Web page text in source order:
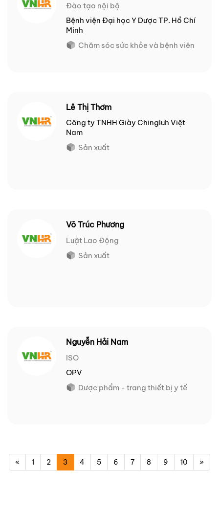
Đào tạo nội bộ
Bệnh viện Đại học Y Dược TP. Hồ Chí
Minh
Chăm sóc sức khỏe và bệnh viên
Lê Thị Thơm
Công ty TNHH Giày Chingluh Việt
Nam
Sản xuất
Võ Trúc Phương
Luật Lao Động
Sản xuất
Nguyễn Hải Nam
ISO
OPV
Dược phẩm - trang thiết bị y tế
« 1 2 3 4 5 6 7 8 9 10 »